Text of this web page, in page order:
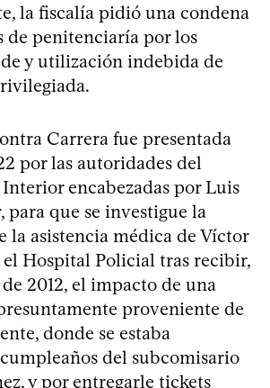
la fiscalía pidió una condena
de penitenciaría por los
y utilización indebida de
Carrera fue presentada
por las autoridades del
encabezadas por Luis
para que se investigue la
la asistencia médica de Víctor
Hospital Policial tras recibir,
2012, el impacto de una
proveniente de
donde se estaba
del subcomisario
y por entregarle tickets